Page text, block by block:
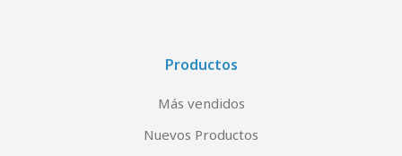
Productos
Más vendidos
Nuevos Productos